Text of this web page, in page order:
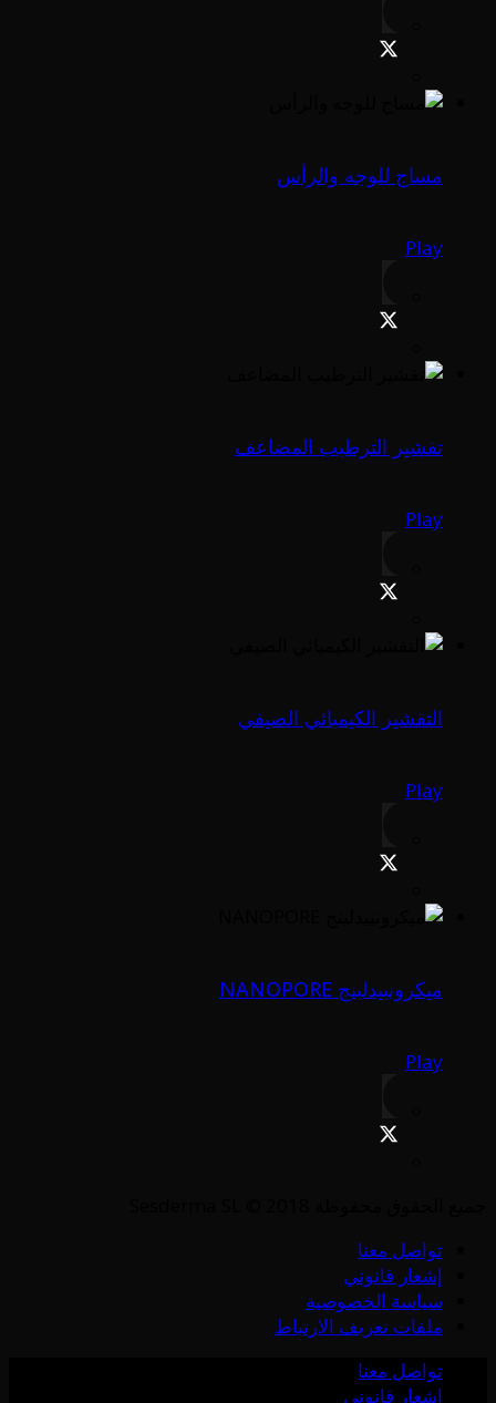
مساج للوجه والرأس
Play
تقشير الترطيب المضاعف
Play
التقشير الكيميائي الصيفي
Play
ميكرونييدلينج NANOPORE
Play
تواصل معنا
إشعار قانوني
سياسة الخصوصية
ملفات تعريف الارتباط
تواصل معنا
إشعار قانوني